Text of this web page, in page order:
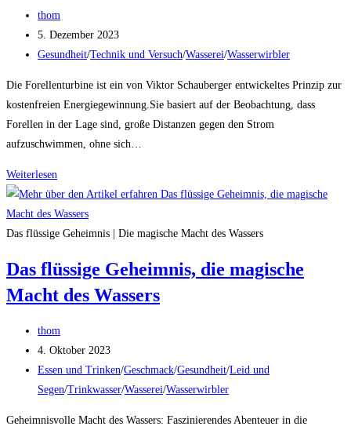
faszinierende
Verbindung
Beitrags-
Autor:
thom
Beitrag
veröffentlicht:
5. Dezember 2023
Beitrags-
Gesundheit/Technik und Versuch/Wasserei/Wasserwirbler
Die Forellenturbine ist ein von Viktor Schauberger entwickeltes Prinzip zur
kostenfreien Energiegewinnung.Sie basiert auf der Beobachtung, dass
Forellen in der Lage sind, große Distanzen gegen den Strom
aufzuschwimmen, ohne sich…
Weiterlesen
Energiegewinnung
aus
der
Das flüssige Geheimnis | Die magische Macht des Wassers
Das flüssige Geheimnis, die magische
Macht des Wassers
Beitrags-
Autor:
thom
Beitrag
veröffentlicht:
4. Oktober 2023
Beitrags-
Kategorie:
Essen und Trinken/Geschmack/Gesundheit/Leid und
Segen/Trinkwasser/Wasserei/Wasserwirbler
Geheimnisvolle Macht des Wassers: Faszinierendes Abenteuer in die